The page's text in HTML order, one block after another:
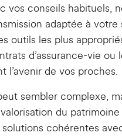
vos conseils habituels,
adaptée à
outils les plus
d’assurance-vie
l’avenir de vos proches.
sembler complexe,
du
cohérentes